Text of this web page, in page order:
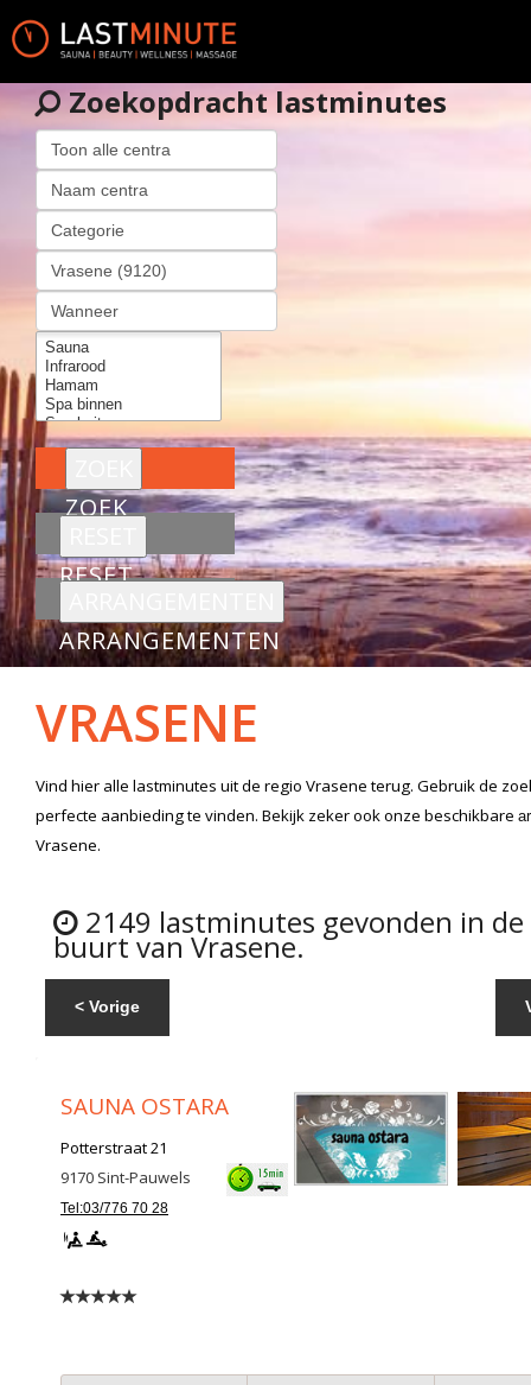
Zoekopdracht lastminutes
ZOEK
RESET
ARRANGEMENTEN
VRASENE
Vind hier alle lastminutes uit de regio Vraseneterug. Gebruik de
perfecte aanbieding te vinden. Bekijk zeker ook onze beschikbare
Vrasene.
2149 lastminutes gevonden in de
buurt van Vrasene.
< Vorige
SAUNA OSTARA
Potterstraat 21
9170 Sint-Pauwels
Tel:03/776 70 28